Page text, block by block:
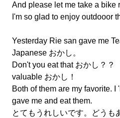
And please let me take a bike
I'm so glad to enjoy outdooor
Yesterday Rie san gave me
Japanese おかし。
Don't you eat that おかし？
valuable おかし！
Both of them are my favorite. I
gave me and eat them.
とてもうれしいです。どうも